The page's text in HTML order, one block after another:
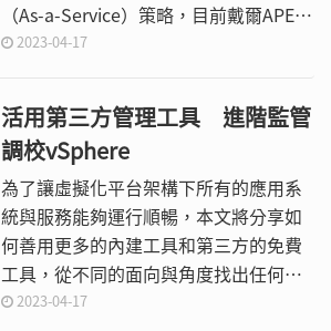
（As-a-Service）策略，目前戴爾APEX
產品組合包含了運算、儲存以及客製化
2023-04-17
活用第三方管理工具 進階監管
調校vSphere
為了讓虛擬化平台架構下所有的應用系
統與服務能夠運行順暢，本文將分享如
何善用更多的內建工具和第三方的免費
工具，從不同的面向與角度找出任何可
能影響效能運行的原因，讓IT人員在效
2023-04-17